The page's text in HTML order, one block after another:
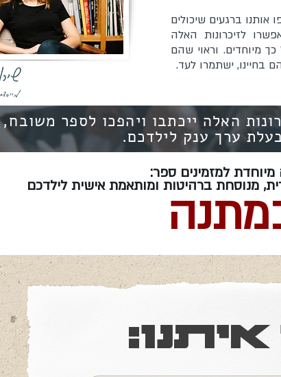
אותנו ברגעים שיכולים
לזיכרונות האלה
מיוחדים. וראוי שהם
בחיינו, ישתמרו לעד.
האלה ייכתבו ויהפכו לספר משובח,
ערך ענק לילדכם.
למזמינים ספר:
מנוסחת ברהיטות ומותאמת אישית לילדכם